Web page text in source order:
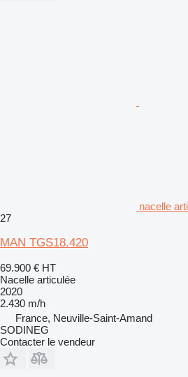
nacelle
27
MAN TGS18.420
69.900 € HT
Nacelle articulée
2020
2.430 m/h
France, Neuville-Saint-Amand
SODINEG
Contacter le vendeur